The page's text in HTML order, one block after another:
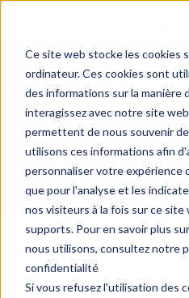
Ce site web stocke les cookies
ordinateur. Ces cookies sont
des informations sur la manière
interagissez avec notre site
permettent de nous souvenir
utilisons ces informations afin
personnaliser votre expérience
que pour l'analyse et les
nos visiteurs à la fois sur ce
supports. Pour en savoir plus
nous utilisons, consultez notre
confidentialité
Si vous refusez l'utilisation des
Filtre